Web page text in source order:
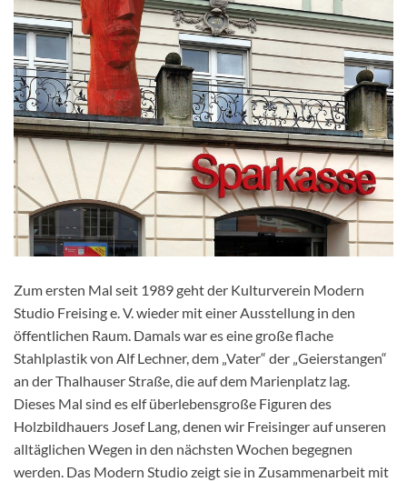
Zum ersten Mal seit 1989 geht der Kulturverein Modern
Studio Freising e. V. wieder mit einer Ausstellung in den
öffentlichen Raum. Damals war es eine große flache
Stahlplastik von Alf Lechner, dem „Vater“ der „Geierstangen“
an der Thalhauser Straße, die auf dem Marienplatz lag.
Dieses Mal sind es elf überlebensgroße Figuren des
Holzbildhauers Josef Lang, denen wir Freisinger auf unseren
alltäglichen Wegen in den nächsten Wochen begegnen
werden. Das Modern Studio zeigt sie in Zusammenarbeit mit